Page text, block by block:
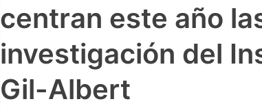
centran este año
investigación del
Gil-Albert